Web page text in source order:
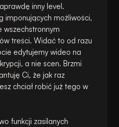
inny level.
imponujących możliwości,
wszechstronnym
treści. Widać to od razu
edytujemy wideo na
a nie scen. Brzmi
Ci, że jak raz
chciał robić już tego w
funkcji zasilanych